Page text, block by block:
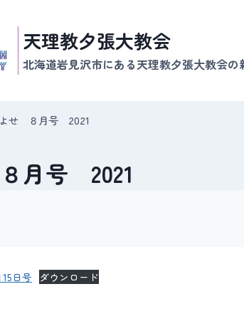
天理教夕張大教会
北海道岩見沢市にある天理教夕張大教会の
せ ８月号 2021
月号 2021
日号 ダウンロード